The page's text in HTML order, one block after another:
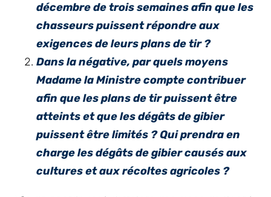
décembre de trois semaines afin que les
chasseurs puissent répondre aux
exigences de leurs plans de tir ?
Dans la négative, par quels moyens
Madame la Ministre compte contribuer
afin que les plans de tir puissent être
atteints et que les dégâts de gibier
puissent être limités ? Qui prendra en
charge les dégâts de gibier causés aux
cultures et aux récoltes agricoles ?